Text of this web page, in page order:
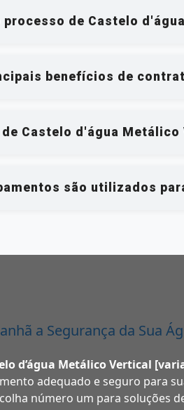
de Castelo
benefícios de
Castelo d'água
são utilizados
a Segurança da Sua
d’água Metálico Vertical
adequado e seguro para
número um para soluções